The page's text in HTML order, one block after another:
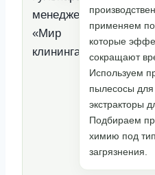
применяем
которые
сокращают
Используем
пылесосы
экстракторы
Подбираем
химию под
загрязнения.